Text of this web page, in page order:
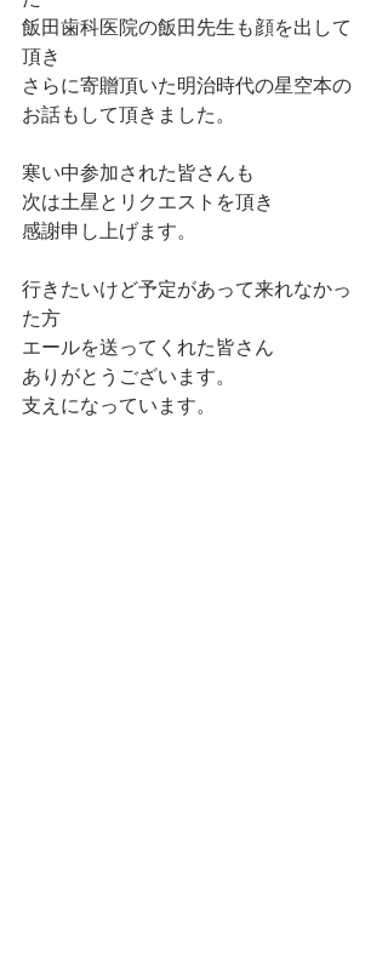
飯田歯科医院の飯田先生も顔を出して
頂き
さらに寄贈頂いた明治時代の星空本の
お話もして頂きました。
寒い中参加された皆さんも
次は土星とリクエストを頂き
感謝申し上げます。
行きたいけど予定があって来れなかっ
た方
エールを送ってくれた皆さん
ありがとうございます。
支えになっています。